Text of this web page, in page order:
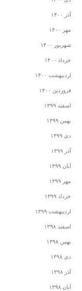
آذر ۱۴۰۰
مهر ۱۴۰۰
شهریور ۱۴۰۰
خرداد ۱۴۰۰
اردیبهشت ۱۴۰۰
فروردین ۱۴۰۰
اسفند ۱۳۹۹
بهمن ۱۳۹۹
دی ۱۳۹۹
آذر ۱۳۹۹
آبان ۱۳۹۹
مهر ۱۳۹۹
خرداد ۱۳۹۹
اردیبهشت ۱۳۹۹
اسفند ۱۳۹۸
بهمن ۱۳۹۸
دی ۱۳۹۸
آذر ۱۳۹۸
آبان ۱۳۹۸